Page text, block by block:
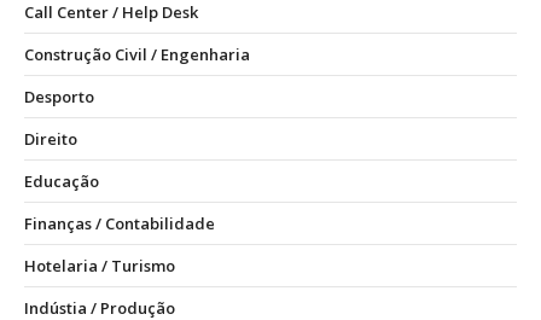
Call Center / Help Desk
Construção Civil / Engenharia
Desporto
Direito
Educação
Finanças / Contabilidade
Hotelaria / Turismo
Indústia / Produção